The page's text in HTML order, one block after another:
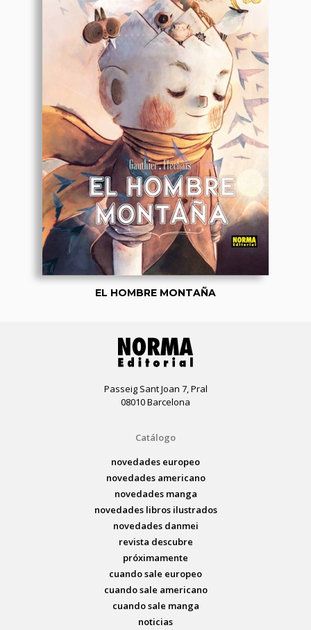
EL HOMBRE MONTAÑA
Passeig Sant Joan 7, Pral
08010 Barcelona
Catálogo
novedades europeo
novedades americano
novedades manga
novedades libros ilustrados
novedades danmei
revista descubre
próximamente
cuando sale europeo
cuando sale americano
cuando sale manga
noticias